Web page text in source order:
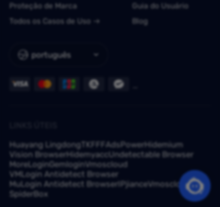
português
Proteção de Marca
Todos os Casos de Uso
Guia do Usuário
Blog
Huayang Lingdong TKFFF AdsPowerHidemium
Vision BrowserHidemyaccUndetectable Browser
MoreLoginGemloginVmoscloud
VMLogin Antidetect Browser
MuLogin Antidetect BrowserIPjianceVmoscloud
SpiderBox